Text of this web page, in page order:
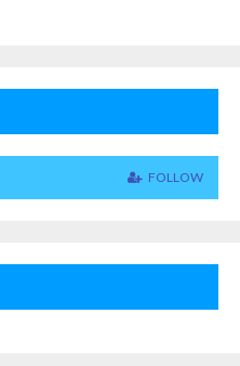
FOLLOW